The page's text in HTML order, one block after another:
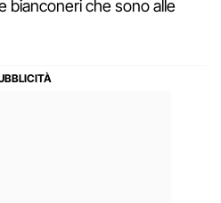
bianconeri che sono alle